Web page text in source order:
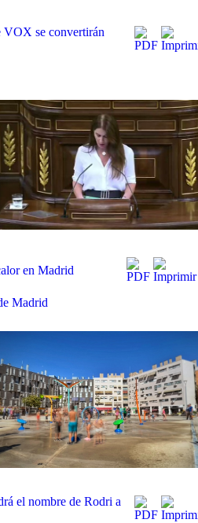
VOX se convertirán
en Madrid
Madrid
el nombre de Rodri a